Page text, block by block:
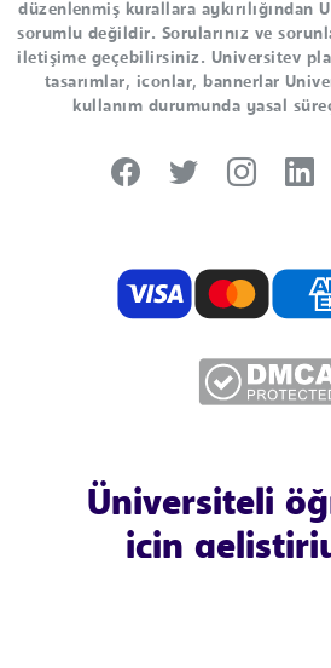
düzenlenmiş kurallara aykırılığından
sorumlu değildir. Sorularınız ve
iletişime geçebilirsiniz. Universitev
tasarımlar, iconlar, bannerlar
kullanım durumunda yasal
Üniversiteli
için